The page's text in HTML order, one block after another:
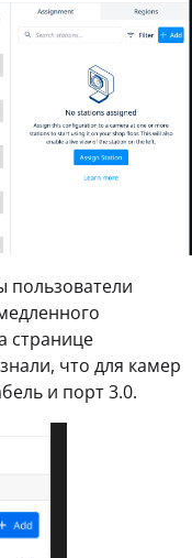
пользователи
странице
что для камер
и порт 3.0.